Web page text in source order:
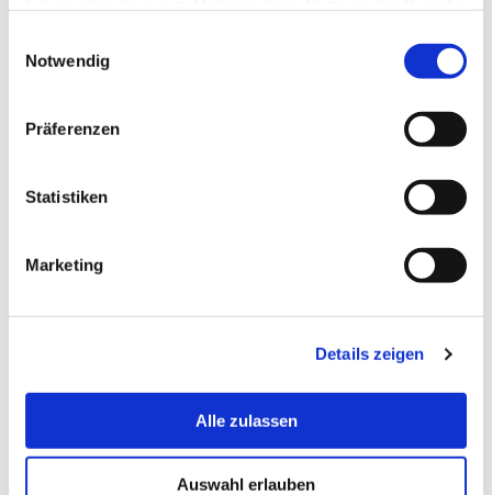
Notwendig
Präferenzen
Statistiken
Marketing
Details zeigen
Alle zulassen
Auswahl erlauben
Bei Interesse oder Fragen kontaktieren Sie uns gern:
Ansprechpartnerin: Dipl.-Ing. (FH) Katrin Neuer
Und nun einige Eindrücke
aus dem Labor...